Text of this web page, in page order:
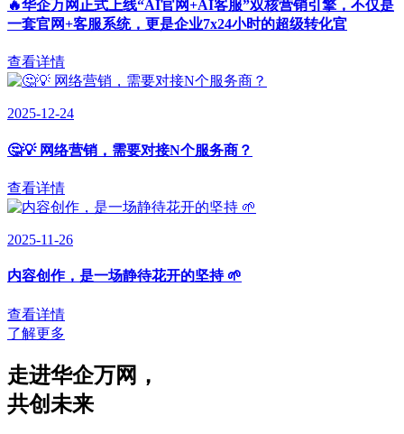
🔥华企万网正式上线“AI官网+AI客服”双核营销引擎，不仅是
一套官网+客服系统，更是企业7x24小时的超级转化官
查看详情
2025-12-24
🤔💡 网络营销，需要对接N个服务商？
查看详情
2025-11-26
内容创作，是一场静待花开的坚持 🌱
查看详情
了解更多
走进华企万网 ，
共创未来